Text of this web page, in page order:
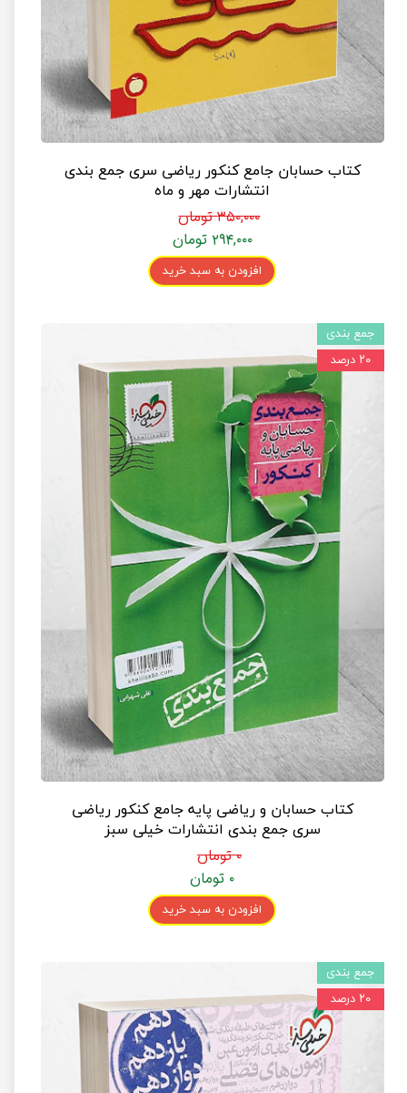
کتاب حسابان جامع کنکور ریاضی سری جمع بندی
انتشارات مهر و ماه
۳۵۰,۰۰۰ تومان
۲۹۴,۰۰۰ تومان
افزودن به سبد خرید
کتاب حسابان و ریاضی پایه جامع کنکور ریاضی
سری جمع بندی انتشارات خیلی سبز
۰ تومان
۰ تومان
افزودن به سبد خرید
جمع بندی
۲۰ درصد
جمع بندی
۲۰ درصد